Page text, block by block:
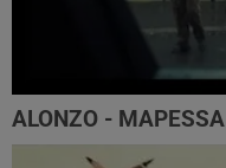
ALONZO - MAPESSA